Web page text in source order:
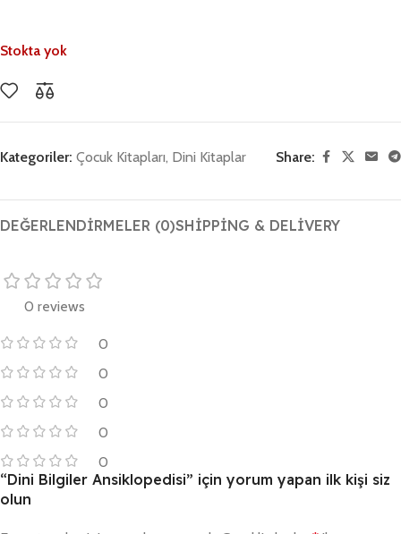
Stokta yok
Kategoriler: Çocuk Kitapları, Dini Kitaplar Share:
DEĞERLENDIRMELER (0)SHIPPING & DELIVERY
0 reviews
0
0
0
0
0
“Dini Bilgiler Ansiklopedisi” için yorum yapan ilk kişi siz
olun